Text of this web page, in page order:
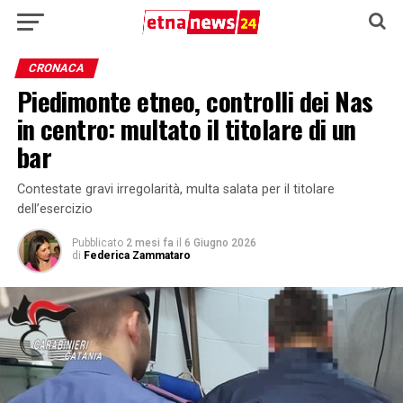
CRONACA
Piedimonte etneo, controlli dei Nas
in centro: multato il titolare di un
bar
Contestate gravi irregolarità, multa salata per il titolare
dell’esercizio
Pubblicato 2 mesi fa il 6 Giugno 2026
di Federica Zammataro